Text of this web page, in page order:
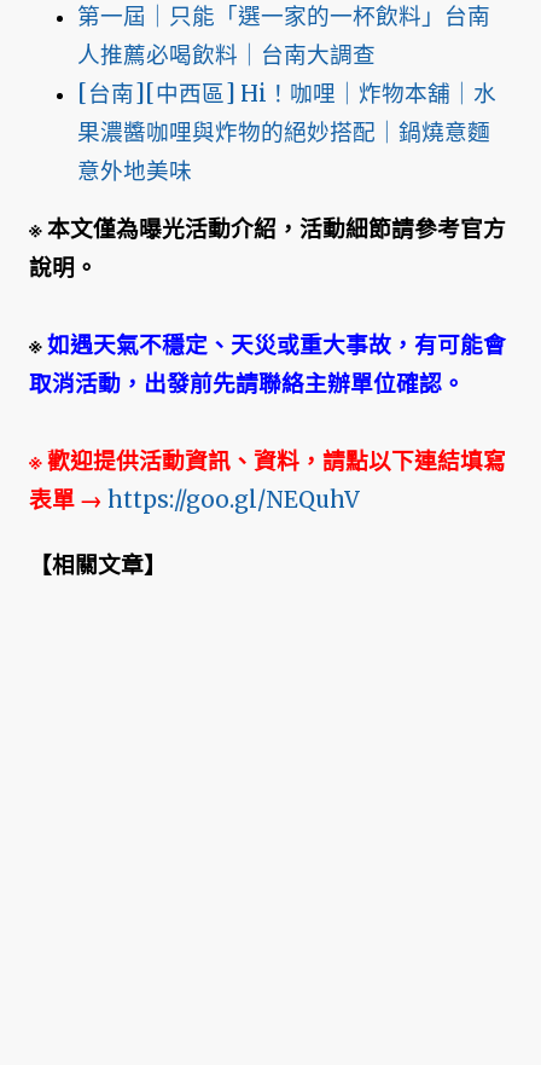
第一屆｜只能「選一家的一杯飲料」台南
人推薦必喝飲料｜台南大調查
[台南][中西區] Hi！咖哩｜炸物本舖｜水
果濃醬咖哩與炸物的絕妙搭配｜鍋燒意麵
意外地美味
※ 本文僅為曝光活動介紹，活動細節請參考官方
說明。
※如遇天氣不穩定、天災或重大事故，有可能會
取消活動，出發前先請聯絡主辦單位確認。
※ 歡迎提供活動資訊、資料，請點以下連結填寫
表單 → https://goo.gl/NEQuhV
【相關文章】